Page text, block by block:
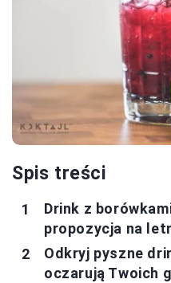
Spis treści
Drink z
propozycja na
Odkryj pyszne
oczarują Twoich